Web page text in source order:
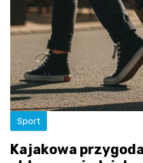
Sport
Kajakowa